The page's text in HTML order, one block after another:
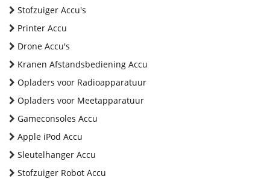
Stofzuiger Accu's
Printer Accu
Drone Accu's
Kranen Afstandsbediening Accu
Opladers voor Radioapparatuur
Opladers voor Meetapparatuur
Gameconsoles Accu
Apple iPod Accu
Sleutelhanger Accu
Stofzuiger Robot Accu